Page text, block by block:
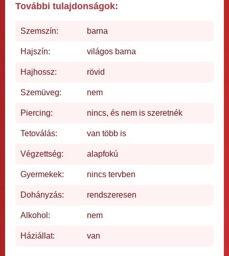
További tulajdonságok:
Szemszín: barna
Hajszín: világos barna
Hajhossz: rövid
Szemüveg: nem
Piercing: nincs, és nem is szeretnék
Tetoválás: van több is
Végzettség: alapfokú
Gyermekek: nincs tervben
Dohányzás: rendszeresen
Alkohol: nem
Háziállat: van